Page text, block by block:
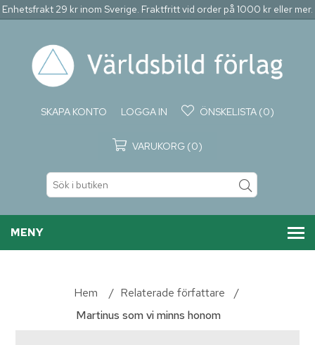
Enhetsfrakt 29 kr inom Sverige. Fraktfritt vid order på 1000 kr eller mer.
SKAPA KONTO LOGGA IN ÖNSKELISTA (0)
VARUKORG (0)
MENY
Hem / Relaterade författare
/
Martinus som vi minns honom